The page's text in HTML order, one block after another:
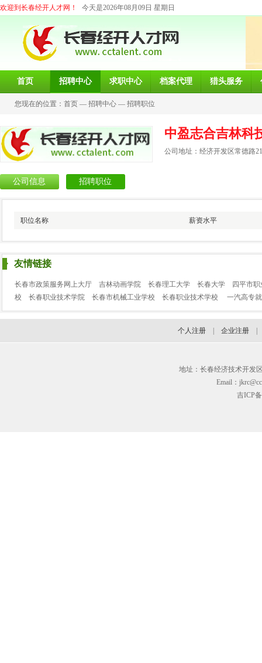
欢迎到长春经开人才网！ 今天是2026年08月09日 星期日
首页 招聘中心 求职中心 档案代理 猎头服务
您现在的位置： 首页 — 招聘中心 — 招聘职位
中盈志合吉林科
公司地址：经济开发区常德路
公司信息 招聘职位
职位名称 薪资水平
友情链接
长春市政策服务网上大厅 吉林动画学院 长春理工大学 长春大学
四平市
校
长春职业技术学院 长春市机械工业学校 长春职业技术学校 一汽高专
个人注册 企业注册
地址：长春经济技术开发
Email：
吉ICP